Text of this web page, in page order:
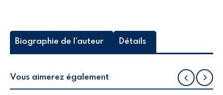
Biographie de l'auteur Détails
Vous aimerez également